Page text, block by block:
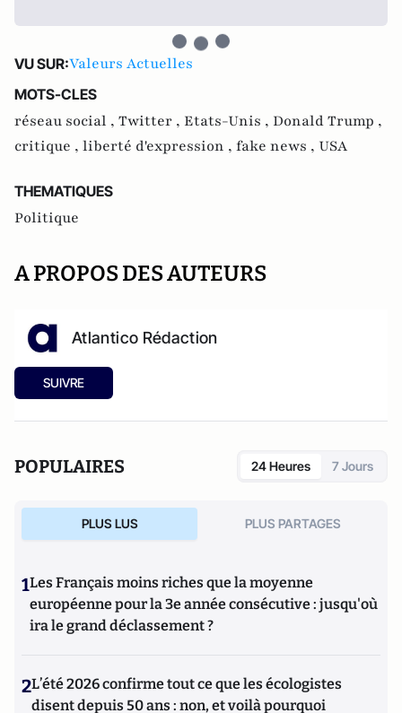
VU SUR:Valeurs Actuelles
MOTS-CLES
réseau social , Twitter , Etats-Unis , Donald Trump ,
critique , liberté d'expression , fake news , USA
THEMATIQUES
Politique
A PROPOS DES AUTEURS
Atlantico Rédaction
SUIVRE
POPULAIRES 24 Heures 7 Jours
PLUS LUS PLUS PARTAGES
1Les Français moins riches que la moyenne
européenne pour la 3e année consécutive : jusqu'où
ira le grand déclassement ?
2L’été 2026 confirme tout ce que les écologistes
disent depuis 50 ans : non, et voilà pourquoi